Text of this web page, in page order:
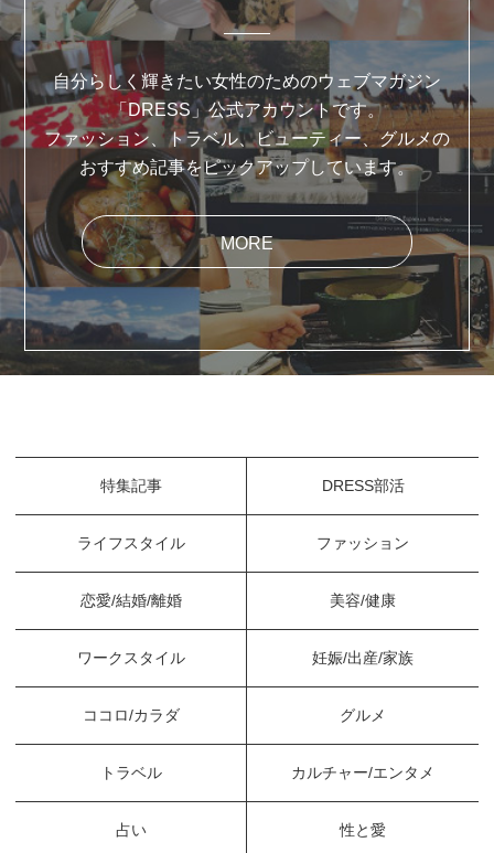
自分らしく輝きたい女性のためのウェブマガジン
「DRESS」公式アカウントです。
ファッション、トラベル、ビューティー、グルメの
おすすめ記事をピックアップしています。
MORE
特集記事 DRESS部活
ライフスタイル ファッション
恋愛/結婚/離婚 美容/健康
ワークスタイル 妊娠/出産/家族
ココロ/カラダ グルメ
トラベル カルチャー/エンタメ
占い 性と愛